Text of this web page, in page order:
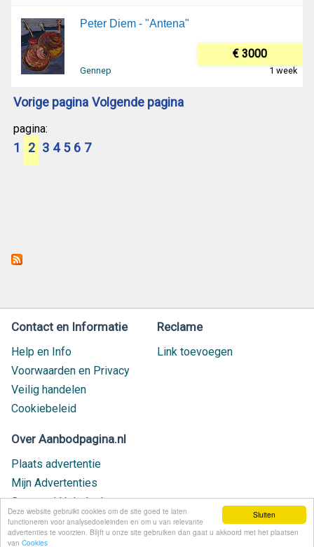
Sluiten
Deze website gebruikt cookies om de site goed te laten
functioneren voor analysedoeleinden en om u van relevante
advertenties te voorzien. Blijft u onze site gebruiken dan gaat u akkoord met het plaatsen
van Cookies
Peter Diem - "Antena"
€ 3000
Gennep 1 week
Vorige pagina Volgende pagina
pagina:
1 2 3 4 5 6 7
Contact en Informatie
Help en Info
Voorwaarden en Privacy
Veilig handelen
Cookiebeleid
Reclame
Link toevoegen
Over Aanbodpagina.nl
Plaats advertentie
Mijn Advertenties
Contact / Helpdesk
Nieuw geplaatst